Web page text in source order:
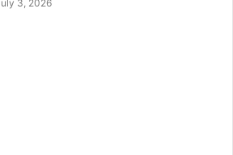
3, 2026